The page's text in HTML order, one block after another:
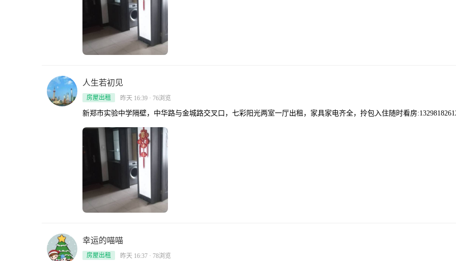
人生若初见
房屋出租 昨天 16:39 · 76浏览
新郑市实验中学隔壁，中华路与金城路交叉口，七彩阳光两室一厅出租，家具家电齐全，拎包入住随时看房
幸运的喵喵
房屋出租 昨天 16:37 · 78浏览